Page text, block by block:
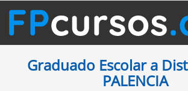
Graduado Escolar a
PALENCIA